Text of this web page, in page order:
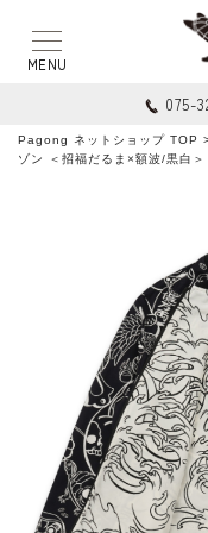
075-
Pagong ネットショップ TOP
ゾン ＜招福だるま×額波/黒白＞